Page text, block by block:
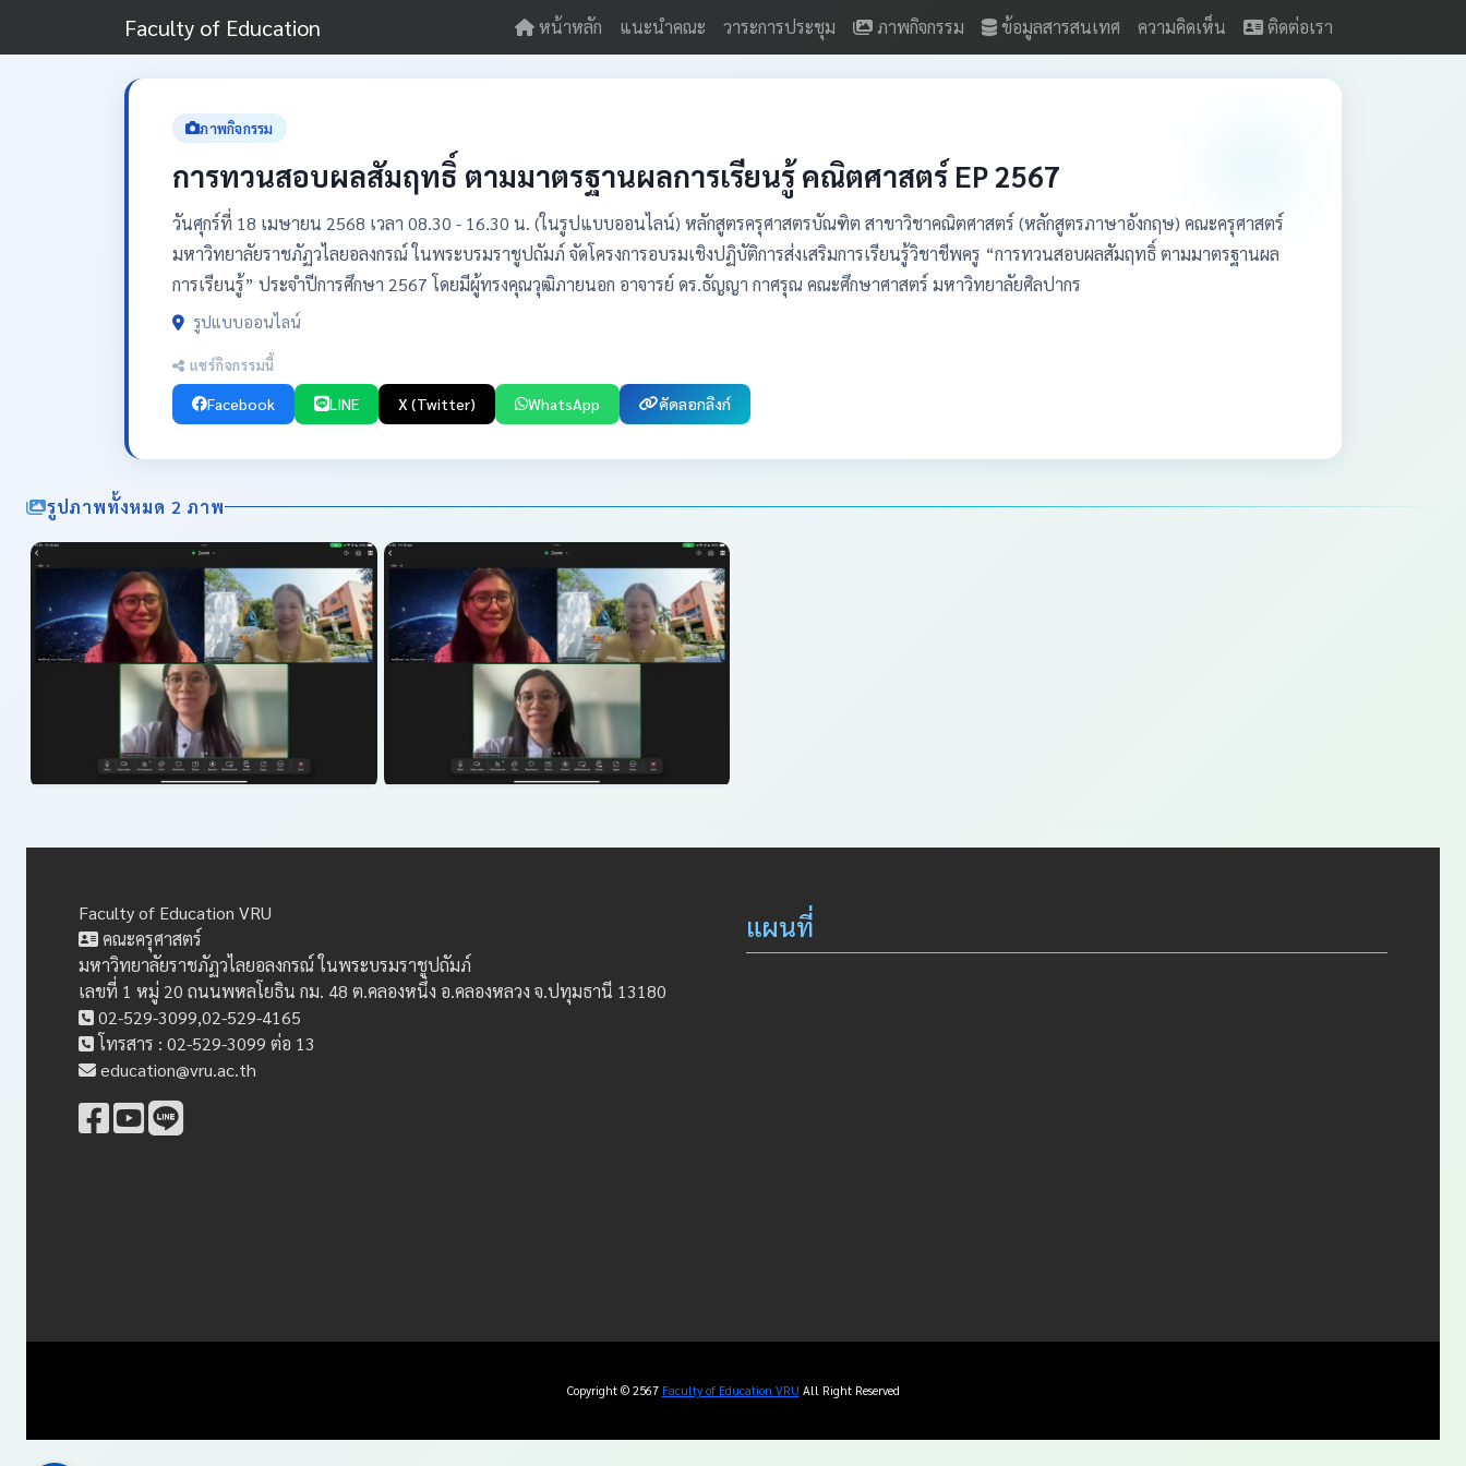
Faculty of Education หน้าหลัก แนะนำคณะ วาระการประชุม ภาพกิจกรรม ข้อมูลสารสนเทศ ความคิดเห็น ติดต่อเรา
ภาพกิจกรรม
การทวนสอบผลสัมฤทธิ์ ตามมาตรฐานผลการเรียนรู้ คณิตศาสตร์ EP 2567
วันศุกร์ที่ 18 เมษายน 2568 เวลา 08.30 - 16.30 น. (ในรูปแบบออนไลน์) หลักสูตรครุศาสตรบัณฑิต สาขาวิชาคณิตศาสตร์ (หลักสูตรภาษาอังกฤษ) คณะครุศาสตร์
มหาวิทยาลัยราชภัฏวไลยอลงกรณ์ ในพระบรมราชูปถัมภ์ จัดโครงการอบรมเชิงปฏิบัติการส่งเสริมการเรียนรู้วิชาชีพครู “การทวนสอบผลสัมฤทธิ์ ตามมาตรฐานผล
การเรียนรู้” ประจำปีการศึกษา 2567 โดยมีผู้ทรงคุณวุฒิภายนอก อาจารย์ ดร.ธัญญา กาศรุณ คณะศึกษาศาสตร์ มหาวิทยาลัยศิลปากร
รูปแบบออนไลน์
แชร์กิจกรรมนี้
Facebook LINE X (Twitter) WhatsApp คัดลอกลิงก์
รูปภาพทั้งหมด 2 ภาพ
Faculty of Education VRU
คณะครุศาสตร์
มหาวิทยาลัยราชภัฏวไลยอลงกรณ์ ในพระบรมราชูปถัมภ์
เลขที่ 1 หมู่ 20 ถนนพหลโยธิน กม. 48 ต.คลองหนึ่ง อ.คลองหลวง จ.ปทุมธานี 13180
02-529-3099,02-529-4165
โทรสาร : 02-529-3099 ต่อ 13
education@vru.ac.th
แผนที่
Copyright © 2567 Faculty of Education VRU All Right Reserved